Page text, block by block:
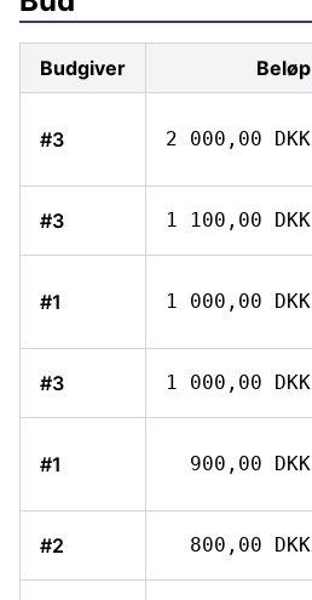
Budgiver Beløp
#3 2 000,00 DKK
#3 1 100,00 DKK
#1 1 000,00 DKK
#3 1 000,00 DKK
#1 900,00 DKK
#2 800,00 DKK